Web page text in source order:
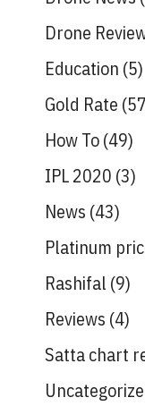
Drone
Education (5)
Gold Rate
How To(49)
IPL 2020 (3)
News (43)
Platinum
Rashifal (9)
Reviews (4)
Satta chart